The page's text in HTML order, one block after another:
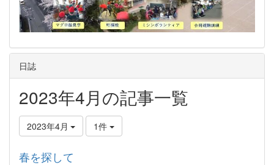
日誌
2023年4月の記事一覧
2023年4月 1件
春を探して